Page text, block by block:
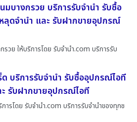
มบางกรวย บริการรับจำนำ รับซื้อ
ดจำนำ และ รับฝากขายอุปกรณ์
รวย ให้บริการโดย รับจํานํา.com บริการรับ
บริการรับจำนำ รับซื้ออุปกรณ์ไอที
รับฝากขายอุปกรณ์ไอที
ารโดย รับจํานํา.com บริการรับจำนำของทุกช